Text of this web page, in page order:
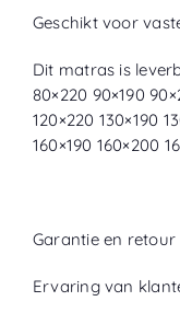
Geschikt voor
Dit matras is
80×220 90×190
120×220 130×190
160×190 160×200
Garantie en retour
Ervaring van